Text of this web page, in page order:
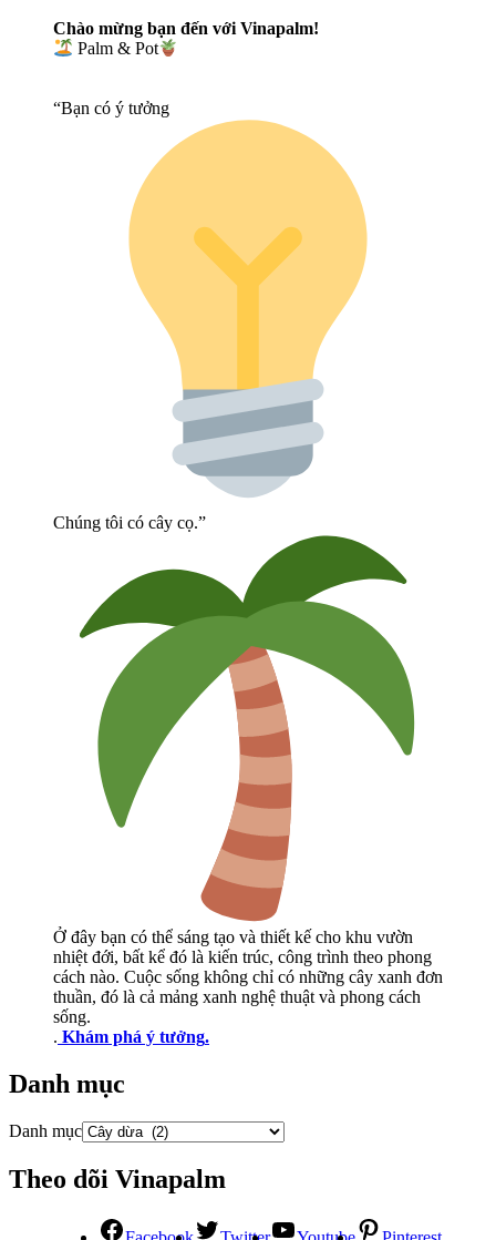
Chào mừng bạn đến với Vinapalm!
Palm & Pot
“Bạn có ý tưởng
Chúng tôi có cây cọ.”
Ở đây bạn có thể sáng tạo và thiết kế cho khu vườn
nhiệt đới, bất kể đó là kiến trúc, công trình theo phong
cách nào. Cuộc sống không chỉ có những cây xanh đơn
thuần, đó là cả mảng xanh nghệ thuật và phong cách
sống.
. Khám phá ý tưởng.
Danh mục
Danh mục
Theo dõi Vinapalm